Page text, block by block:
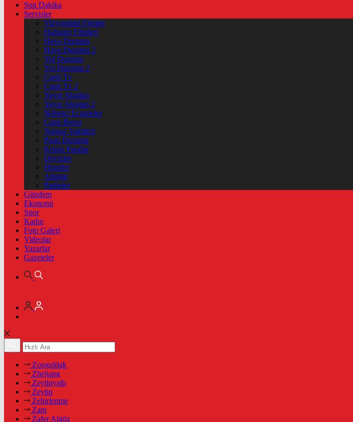
Son Dakika
Servisler
Vizyondaki Filmler
Haftanin Filmleri
Hava Durumu
Hava Durumu 2
Yol Durumu
Yol Durumu 2
Canlı Tv
Canlı Tv 2
Yayın Akışları
Yayın Akışları 2
Nöbetçi Eczaneler
Canlı Borsa
Namaz Vakitleri
Puan Durumu
Kripto Paralar
Dövizler
Hisseler
Altınlar
Pariteler
Gündem
Ekonomi
Spor
Kadın
Foto Galeri
Videolar
Yazarlar
Gazeteler
Zonguldak
Zhejiang
Zeytinyağı
Zeytin
Zehirlenme
Zam
Zafer Algöz